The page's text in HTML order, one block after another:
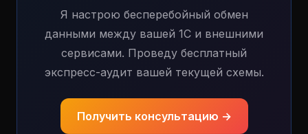
Я настрою бесперебойный обмен
данными между вашей 1С и внешними
сервисами. Проведу бесплатный
экспресс-аудит вашей текущей схемы.
Получить консультацию →